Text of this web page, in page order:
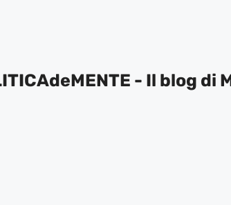
- Il blog di